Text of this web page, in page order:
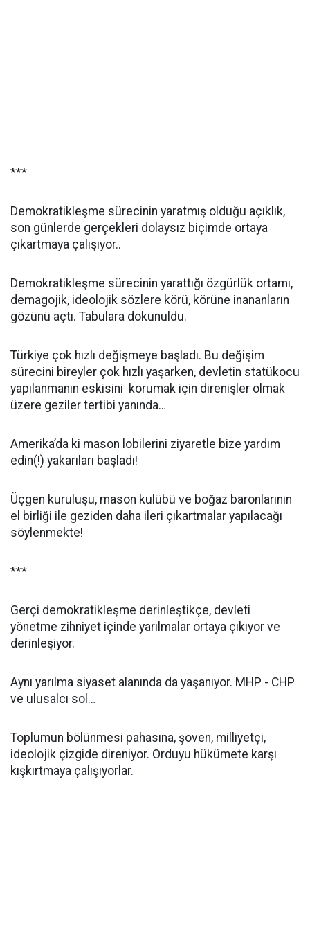
***
Demokratikleşme sürecinin yaratmış olduğu açıklık,
son günlerde gerçekleri dolaysız biçimde ortaya
çıkartmaya çalışıyor..
Demokratikleşme sürecinin yarattığı özgürlük ortamı,
demagojik, ideolojik sözlere körü, körüne inananların
gözünü açtı. Tabulara dokunuldu.
Türkiye çok hızlı değişmeye başladı. Bu değişim
sürecini bireyler çok hızlı yaşarken, devletin statükocu
yapılanmanın eskisini korumak için direnişler olmak
üzere geziler tertibi yanında…
Amerika’da ki mason lobilerini ziyaretle bize yardım
edin(!) yakarıları başladı!
Üçgen kuruluşu, mason kulübü ve boğaz baronlarının
el birliği ile geziden daha ileri çıkartmalar yapılacağı
söylenmekte!
***
Gerçi demokratikleşme derinleştikçe, devleti
yönetme zihniyet içinde yarılmalar ortaya çıkıyor ve
derinleşiyor.
Aynı yarılma siyaset alanında da yaşanıyor. MHP - CHP
ve ulusalcı sol…
Toplumun bölünmesi pahasına, şoven, milliyetçi,
ideolojik çizgide direniyor. Orduyu hükümete karşı
kışkırtmaya çalışıyorlar.